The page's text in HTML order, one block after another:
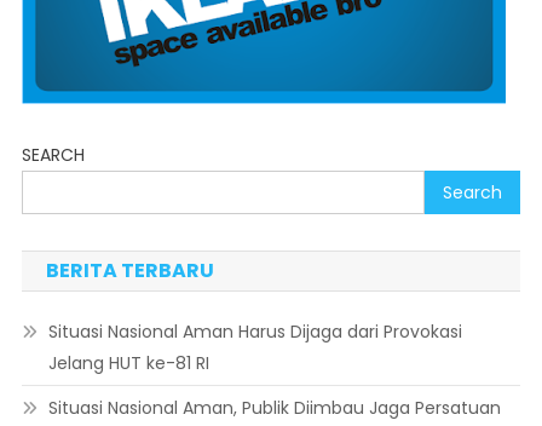
SEARCH
Search
BERITA TERBARU
Situasi Nasional Aman Harus Dijaga dari Provokasi
Jelang HUT ke-81 RI
Situasi Nasional Aman, Publik Diimbau Jaga Persatuan